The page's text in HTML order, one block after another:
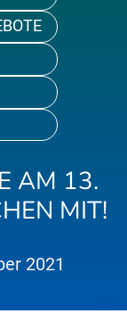
AM 13.
MIT!
2021